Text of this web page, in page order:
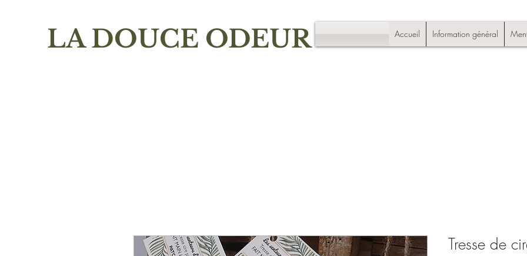
LA DOUCE ODEUR Accueil Information général
Tresse de